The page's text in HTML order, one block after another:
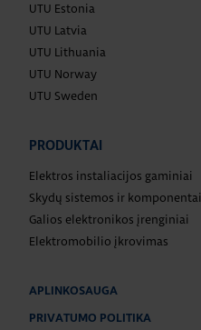
UTU Estonia
UTU Latvia
UTU Lithuania
UTU Norway
UTU Sweden
PRODUKTAI
Elektros instaliacijos gaminiai
Skydų sistemos ir komponentai
Galios elektronikos įrenginiai
Elektromobilio įkrovimas
APLINKOSAUGA
PRIVATUMO POLITIKA